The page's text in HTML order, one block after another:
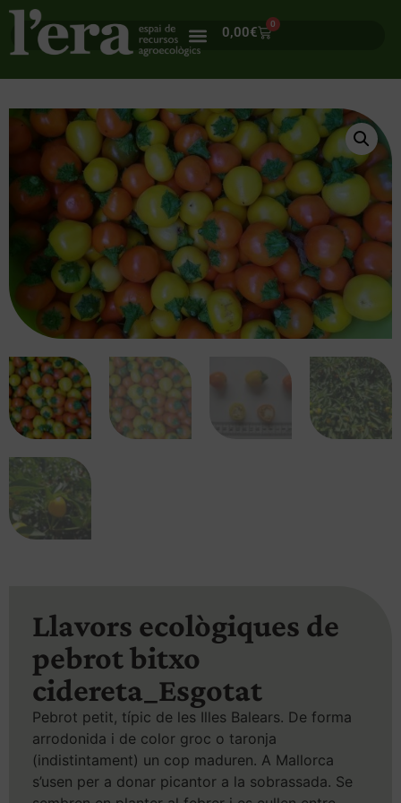
0,00€
0
Llavors ecològiques de
pebrot bitxo
cidereta_Esgotat
Pebrot petit, típic de les Illes Balears. De forma
arrodonida i de color groc o taronja
(indistintament) un cop maduren. A Mallorca
s’usen per a donar picantor a la sobrassada. Se